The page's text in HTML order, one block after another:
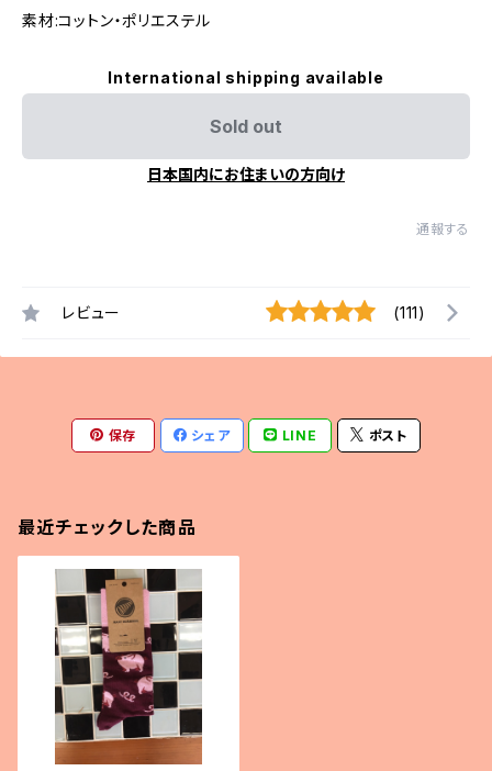
素材:コットン・ポリエステル
International shipping available
Sold out
日本国内にお住まいの方向け
通報する
レビュー (111)
保存 シェア LINE ポスト
最近チェックした商品